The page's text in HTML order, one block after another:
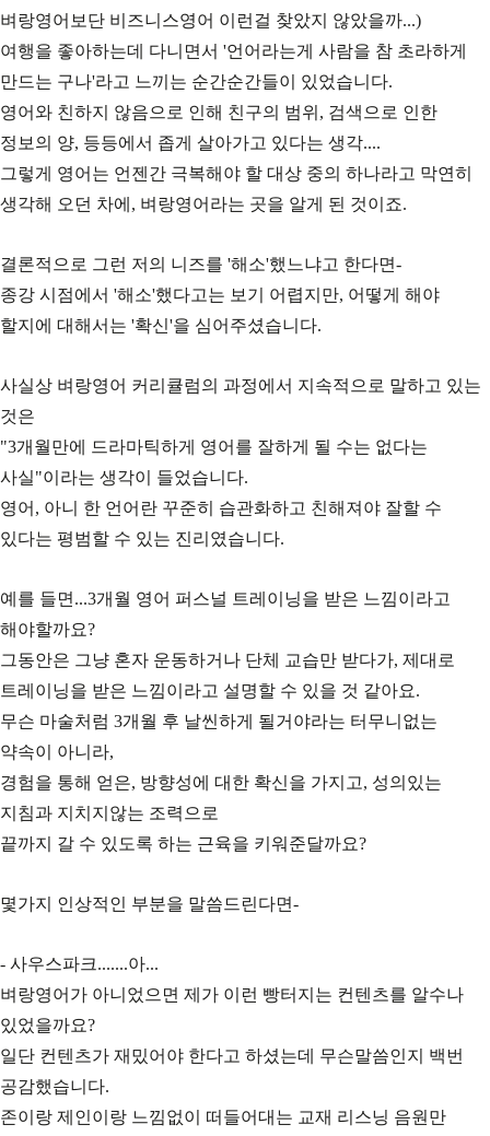
벼랑영어보단 비즈니스영어 이런걸 찾았지 않았을까...)
여행을 좋아하는데 다니면서 '언어라는게 사람을 참 초라하게
만드는 구나'라고 느끼는 순간순간들이 있었습니다.
영어와 친하지 않음으로 인해 친구의 범위, 검색으로 인한
정보의 양, 등등에서 좁게 살아가고 있다는 생각....
그렇게 영어는 언젠간 극복해야 할 대상 중의 하나라고 막연히
생각해 오던 차에, 벼랑영어라는 곳을 알게 된 것이죠.
결론적으로 그런 저의 니즈를 '해소'했느냐고 한다면-
종강 시점에서 '해소'했다고는 보기 어렵지만, 어떻게 해야
할지에 대해서는 '확신'을 심어주셨습니다.
사실상 벼랑영어 커리큘럼의 과정에서 지속적으로 말하고 있는
것은
"3개월만에 드라마틱하게 영어를 잘하게 될 수는 없다는
사실"이라는 생각이 들었습니다.
영어, 아니 한 언어란 꾸준히 습관화하고 친해져야 잘할 수
있다는 평범할 수 있는 진리였습니다.
예를 들면...3개월 영어 퍼스널 트레이닝을 받은 느낌이라고
해야할까요?
그동안은 그냥 혼자 운동하거나 단체 교습만 받다가, 제대로
트레이닝을 받은 느낌이라고 설명할 수 있을 것 같아요.
무슨 마술처럼 3개월 후 날씬하게 될거야라는 터무니없는
약속이 아니라,
경험을 통해 얻은, 방향성에 대한 확신을 가지고, 성의있는
지침과 지치지않는 조력으로
끝까지 갈 수 있도록 하는 근육을 키워준달까요?
몇가지 인상적인 부분을 말씀드린다면-
- 사우스파크.......아...
벼랑영어가 아니었으면 제가 이런 빵터지는 컨텐츠를 알수나
있었을까요?
일단 컨텐츠가 재밌어야 한다고 하셨는데 무슨말씀인지 백번
공감했습니다.
존이랑 제인이랑 느낌없이 떠들어대는 교재 리스닝 음원만